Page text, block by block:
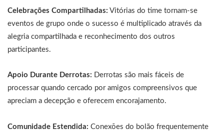
Celebrações Compartilhadas: Vitórias do time tornam-se
eventos de grupo onde o sucesso é multiplicado através da
alegria compartilhada e reconhecimento dos outros
participantes.
Apoio Durante Derrotas: Derrotas são mais fáceis de
processar quando cercado por amigos compreensivos que
apreciam a decepção e oferecem encorajamento.
Comunidade Estendida: Conexões do bolão frequentemente